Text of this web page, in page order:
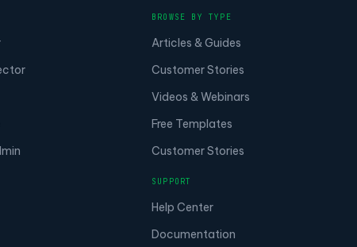
BROWSE BY TYPE
Articles & Guides
Customer Stories
Videos & Webinars
Free Templates
Customer Stories
SUPPORT
Help Center
Documentation